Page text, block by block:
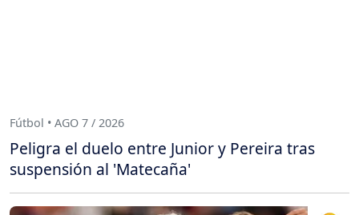
Fútbol • AGO 7 / 2026
Peligra el duelo entre Junior y Pereira tras
suspensión al 'Matecaña'